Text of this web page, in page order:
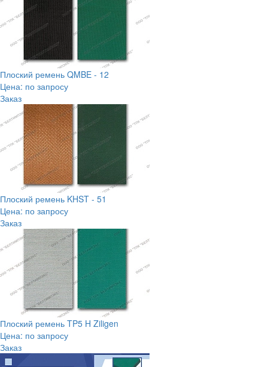
Плоский ремень QMBE - 12
Цена: по запросу
Заказ
Плоский ремень KHST - 51
Цена: по запросу
Заказ
Плоский ремень TP5 H Ziligen
Цена: по запросу
Заказ